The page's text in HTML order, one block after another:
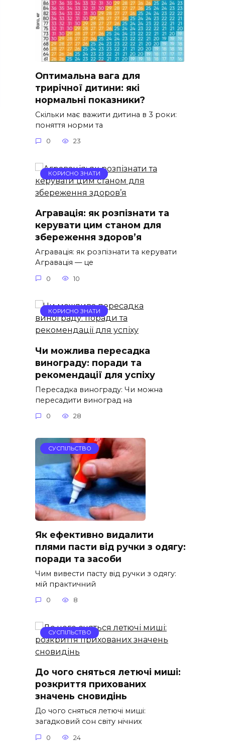
Оптимальна вага для
трирічної дитини: які
нормальні показники?
Скільки має важити дитина в 3 роки:
поняття норми та
0 23
КОРИСНО ЗНАТИ
Агравація: як розпізнати та
керувати цим станом для
збереження здоров’я
Агравація: як розпізнати та керувати
Агравація — це
0 10
КОРИСНО ЗНАТИ
Чи можлива пересадка
винограду: поради та
рекомендації для успіху
Пересадка винограду: Чи можна
пересадити виноград на
0 28
СУСПІЛЬСТВО
Як ефективно видалити
плями пасти від ручки з одягу:
поради та засоби
Чим вивести пасту від ручки з одягу:
мій практичний
0 8
СУСПІЛЬСТВО
До чого сняться летючі миші:
розкриття прихованих
значень сновидінь
До чого сняться летючі миші:
загадковий сон світу нічних
0 24